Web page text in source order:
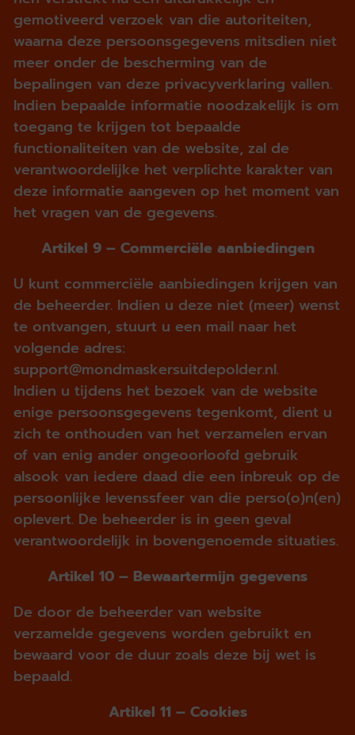
gemotiveerd verzoek van die autoriteiten,
waarna deze persoonsgegevens mitsdien niet
meer onder de bescherming van de
bepalingen van deze privacyverklaring vallen.
Indien bepaalde informatie noodzakelijk is om
toegang te krijgen tot bepaalde
functionaliteiten van de website, zal de
verantwoordelijke het verplichte karakter van
deze informatie aangeven op het moment van
het vragen van de gegevens.
Artikel 9 – Commerciële aanbiedingen
U kunt commerciële aanbiedingen krijgen van
de beheerder. Indien u deze niet (meer) wenst
te ontvangen, stuurt u een mail naar het
volgende adres:
support@mondmaskersuitdepolder.nl.
Indien u tijdens het bezoek van de website
enige persoonsgegevens tegenkomt, dient u
zich te onthouden van het verzamelen ervan
of van enig ander ongeoorloofd gebruik
alsook van iedere daad die een inbreuk op de
persoonlijke levenssfeer van die perso(o)n(en)
oplevert. De beheerder is in geen geval
verantwoordelijk in bovengenoemde situaties.
Artikel 10 – Bewaartermijn gegevens
De door de beheerder van website
verzamelde gegevens worden gebruikt en
bewaard voor de duur zoals deze bij wet is
bepaald.
Artikel 11 – Cookies